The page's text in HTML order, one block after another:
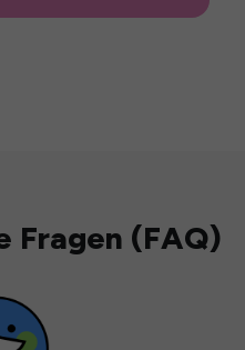
Fragen (FAQ)